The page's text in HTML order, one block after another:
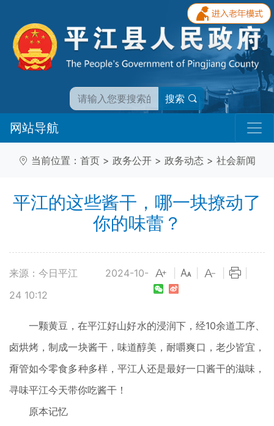
搜索
网站导航
当前位置： 首页 > 政务公开 > 政务动态 > 社会新闻
平江的这些酱干，哪一块撩动了
你的味蕾？
来源：今日平江
2024-10-
24 10:12
一颗黄豆，在平江好山好水的浸润下， 经10余道工序、
卤烘烤，制成一块酱干， 味道醇美，耐嚼爽口，老少皆宜，
甭管如今零食多种多样， 平江人还是最好一口酱干的滋味，
寻味平江今天带你吃酱干！
原本记忆